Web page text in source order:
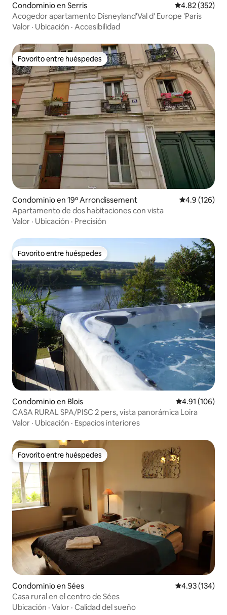
Condominio en Serris Calificación
4.82 (352)
Acogedor apartamento Disneyland'Val d' Europe 'Paris
Valor · Ubicación · Accesibilidad
Favorito entre huéspedes
Favorito entre huéspedes
Condominio en 19º Arrondissement Calificación
4.9 (126)
Apartamento de dos habitaciones con vista
Valor · Ubicación · Precisión
Favorito entre huéspedes
Favorito entre huéspedes
Condominio en Blois Calificación
4.91 (106)
CASA RURAL SPA/PISC 2 pers, vista panorámica Loira
Valor · Ubicación · Espacios interiores
Favorito entre huéspedes
Favorito entre huéspedes
Condominio en Sées Calificación
4.93 (134)
Casa rural en el centro de Sées
Ubicación · Valor · Calidad del sueño